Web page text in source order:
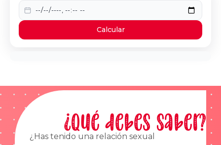
Calcular
¿Qué debes saber?
¿Has tenido una relación sexual